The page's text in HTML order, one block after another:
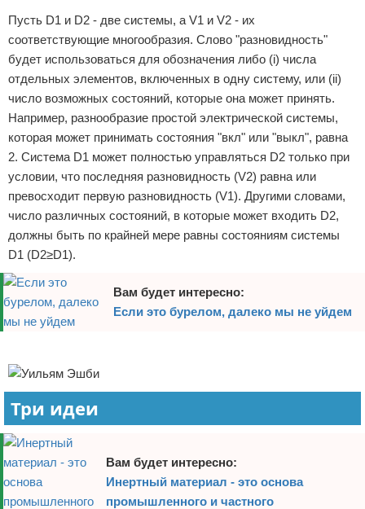
Пусть D1 и D2 - две системы, а V1 и V2 - их
соответствующие многообразия. Слово "разновидность"
будет использоваться для обозначения либо (i) числа
отдельных элементов, включенных в одну систему, или (ii)
число возможных состояний, которые она может принять.
Например, разнообразие простой электрической системы,
которая может принимать состояния "вкл" или "выкл", равна
2. Система D1 может полностью управляться D2 только при
условии, что последняя разновидность (V2) равна или
превосходит первую разновидность (V1). Другими словами,
число различных состояний, в которые может входить D2,
должны быть по крайней мере равны состояниям системы
D1 (D2≥D1).
Вам будет интересно:
Если это бурелом, далеко мы не уйдем
Три идеи
Вам будет интересно:
Инертный материал - это основа
промышленного и частного